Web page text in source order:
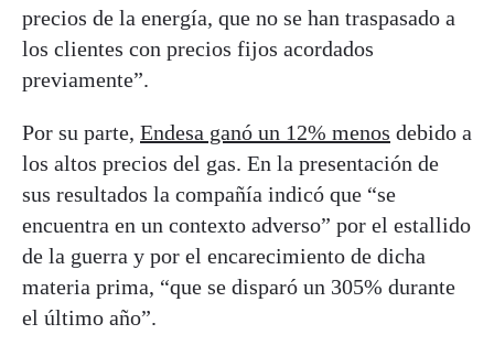
precios de la energía, que no se han traspasado a
los clientes con precios fijos acordados
previamente”.
Por su parte, Endesa ganó un 12% menos debido a
los altos precios del gas. En la presentación de
sus resultados la compañía indicó que “se
encuentra en un contexto adverso” por el estallido
de la guerra y por el encarecimiento de dicha
materia prima, “que se disparó un 305% durante
el último año”.